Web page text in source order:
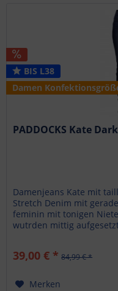
BIS L38
Damen
PADDOCKS Kate
Damenjeans Kate mit
Stretch Denim mit
feminin mit tonigen
wutrden mittig
39,00 € * 84,99 € *
Merken